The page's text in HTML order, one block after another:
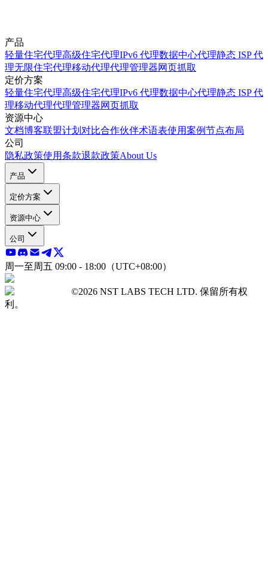
产品
轻量住宅代理高级住宅代理IPv6 代理数据中心代理静态 ISP 代
理无限住宅代理移动代理代理管理器网页抓取
定价方案
轻量住宅代理高级住宅代理IPv6 代理数据中心代理静态 ISP 代
理移动代理代理管理器网页抓取
资源中心
文档博客联盟计划 对比合作伙伴术语表使用案例节点布局
公司
隐私政策使用条款退款政策About Us
产品
定价方案
资源中心
公司
周一至周五 09:00 - 18:00（UTC+08:00）
©2026 NST LABS TECH LTD. 保留所有权
利。